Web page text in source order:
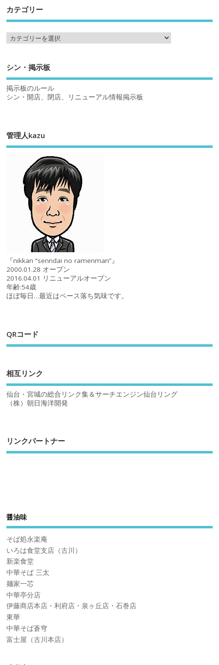
カテゴリー
シン・掲示板
掲示板のルール
シン・開店、閉店、リニューアル情報掲示板
管理人kazu
『nikkan “senndai no ramenman”』
2000.01.28 オープン
2016.04.01 リニューアルオープン
年齢:54歳
ほぼ毎日…最近はペース落ち気味です。
QRコード
相互リンク
仙台・宮城の総合リンク集＆サーチエンジン仙台リング
（株）朝日海洋開発
リンクパートナー
醤油味
そば処永楽庵
いろは食堂支店（古川）
新楽食堂
中華そば 三太
麺家一芯
中華亭分店
伊藤商店本店・利府店・泉ヶ丘店・石巻店
東華
中華そば蒼穹
富士屋（古川本店）